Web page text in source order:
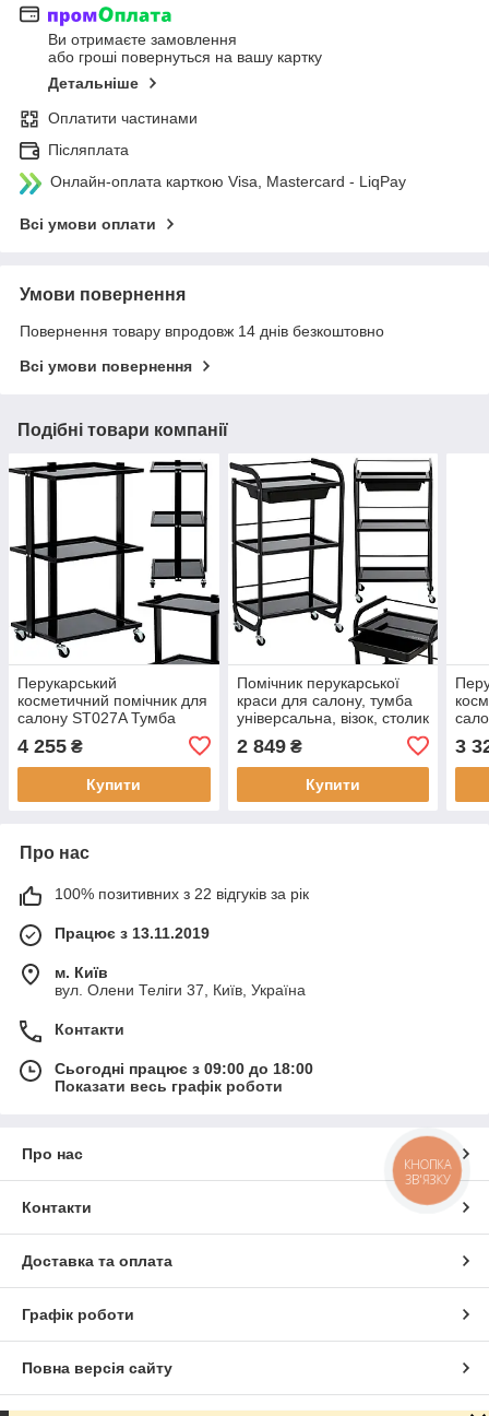
Ви отримаєте замовлення
або гроші повернуться на вашу картку
Детальніше
Оплатити частинами
Післяплата
Онлайн-оплата карткою Visa, Mastercard - LiqPay
Всі умови оплати
Умови повернення
Повернення товару впродовж 14 днів безкоштовно
Всі умови повернення
Подібні товари компанії
Перукарський
косметичний помічник для
салону ST027A Тумба
колесах з трьома
полицями XL
4 255 ₴
Купити
Помічник перукарської
краси для салону, тумба
універсальна, візок, столик
скляними полицями та
ящиком
2 849₴
Купити
3
Про нас
100% позитивних з 22 відгуків за рік
Працює з 13.11.2019
м. Київ
вул. Олени Теліги 37, Київ, Україна
Контакти
Сьогодні працює з 09:00 до 18:00
Показати весь графік роботи
Про нас
Контакти
Доставка та оплата
Графік роботи
Повна версія сайту
КНОПКА
ЗВ'ЯЗКУ